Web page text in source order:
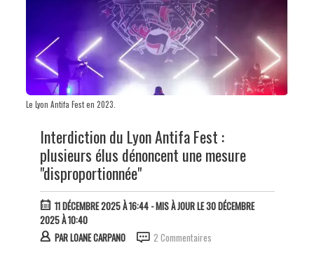
Le Lyon Antifa Fest en 2023.
Interdiction du Lyon Antifa Fest :
plusieurs élus dénoncent une mesure
"disproportionnée"
11 DÉCEMBRE 2025 À 16:44- MIS À JOUR LE 30 DÉCEMBRE
2025 À 10:40
PARLOANE CARPANO 2 Commentaires